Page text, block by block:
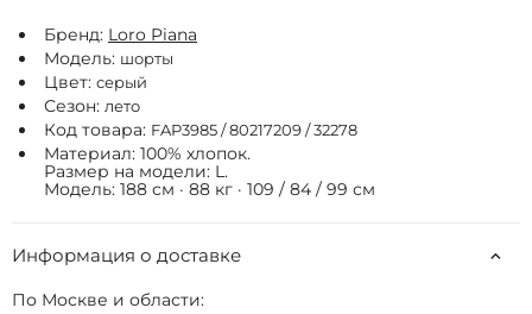
Бренд: Loro Piana
Модель: шорты
Цвет: серый
Сезон: лето
Код товара: FAP3985 / 80217209 / 32278
Материал: 100% хлопок.
Размер на модели: L.
Модель: 188 см · 88 кг · 109 / 84 / 99 см
Информация о доставке
По Москве и области: